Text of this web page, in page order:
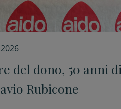
del dono, 50 anni di
Rubicone